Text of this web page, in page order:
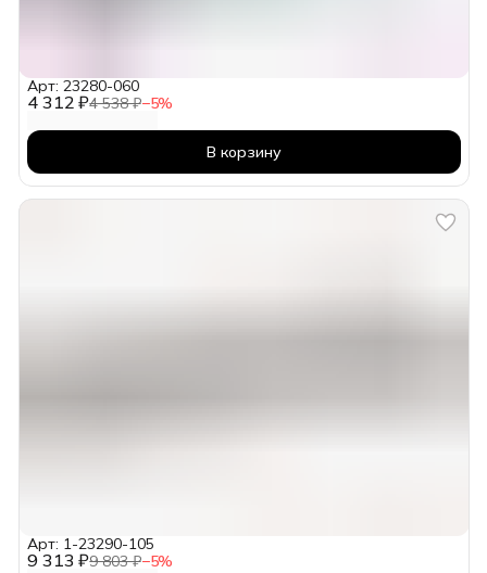
4 312 ₽4 538 ₽−5%
Арт: 23280-060
В корзину
9 313 ₽9 803 ₽−5%
Арт: 1-23290-105